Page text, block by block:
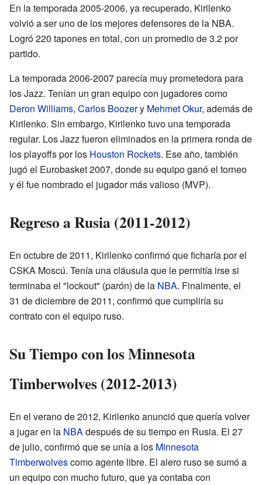
En la temporada 2005-2006, ya recuperado, Kirilenko
volvió a ser uno de los mejores defensores de la NBA.
Logró 220 tapones en total, con un promedio de 3.2 por
partido.
La temporada 2006-2007 parecía muy prometedora para
los Jazz. Tenían un gran equipo con jugadores como
Deron Williams, Carlos Boozery Mehmet Okur, además de
Kirilenko. Sin embargo, Kirilenko tuvo una temporada
regular. Los Jazz fueron eliminados en la primera ronda de
los playoffs por los Houston Rockets. Ese año, también
jugó el Eurobasket 2007, donde su equipo ganó el torneo
y él fue nombrado el jugador más valioso (MVP).
Regreso a Rusia (2011-2012)
En octubre de 2011, Kirilenko confirmó que ficharía por el
CSKA Moscú. Tenía una cláusula que le permitía irse si
terminaba el "lockout" (parón) de la NBA. Finalmente, el
31 de diciembre de 2011, confirmó que cumpliría su
contrato con el equipo ruso.
Su Tiempo con los Minnesota
Timberwolves (2012-2013)
En el verano de 2012, Kirilenko anunció que quería volver
a jugar en la NBAdespués de su tiempo en Rusia. El 27
de julio, confirmó que se unía a los Minnesota
Timberwolvescomo agente libre. El alero ruso se sumó a
un equipo con mucho futuro, que ya contaba con